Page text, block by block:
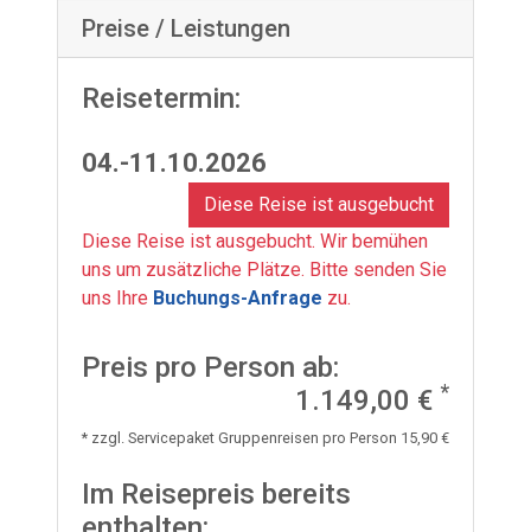
Preise / Leistungen
Reisetermin:
04.-11.10.2026
Diese Reise ist ausgebucht
Diese Reise ist ausgebucht. Wir bemühen
uns um zusätzliche Plätze. Bitte senden Sie
uns Ihre Buchungs-Anfrage zu.
Preis pro Person ab:
1.149,00 € *
* zzgl. Servicepaket Gruppenreisen pro Person 15,90 €
Im Reisepreis bereits